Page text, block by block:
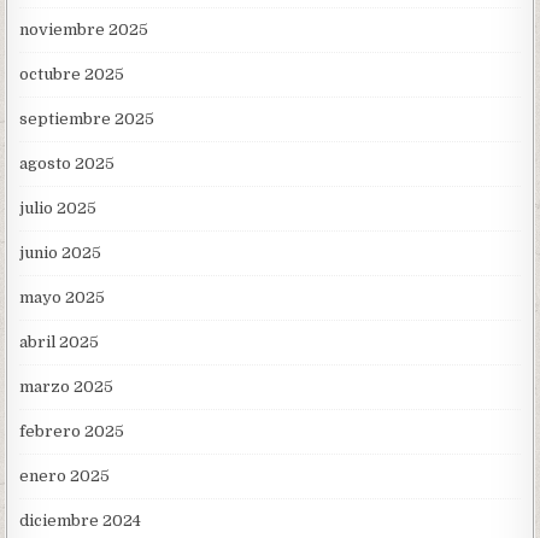
noviembre 2025
octubre 2025
septiembre 2025
agosto 2025
julio 2025
junio 2025
mayo 2025
abril 2025
marzo 2025
febrero 2025
enero 2025
diciembre 2024